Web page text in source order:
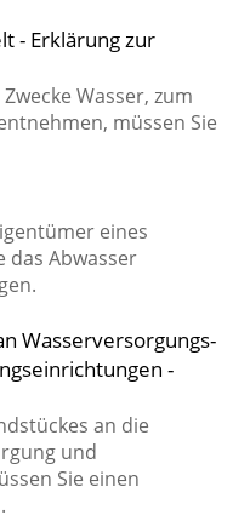
- Erklärung zur
Wasser, zum
müssen Sie
eines
das Abwasser
Wasserversorgungs-
-
an die
und
Sie einen